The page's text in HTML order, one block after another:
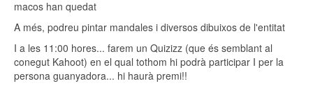
macos han quedat
A més, podreu pintar mandales i diversos dibuixos de l'entitat
I a les 11:00 hores... farem un Quizizz (que és semblant al
conegut Kahoot) en el qual tothom hi podrà participar I per la
persona guanyadora... hi haurà premi!!